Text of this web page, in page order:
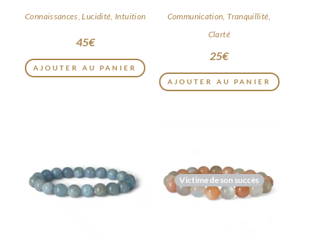
Connaissances, Lucidité, Intuition
45€
AJOUTER AU PANIER
Communication, Tranquillité,
Clarté
25€
AJOUTER AU PANIER
Victime de son succès